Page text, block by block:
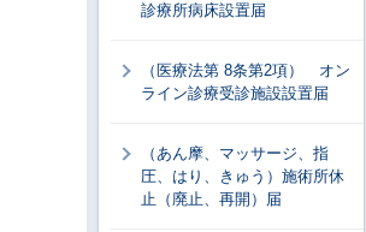
診療所病床設置届
（医療法第 8条第2項） オン
ライン診療受診施設設置届
（あん摩、マッサージ、指
圧、はり、きゅう）施術所休
止（廃止、再開）届